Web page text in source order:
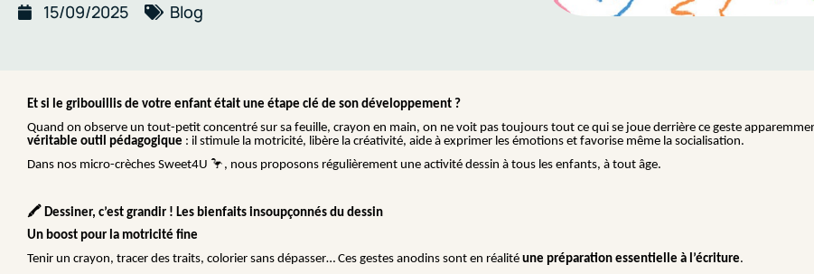
15/09/2025 Blog
Et si le gribouillis de votre enfant était une étape clé de son développement ?
Quand on observe un tout-petit concentré sur sa feuille, crayon en main, on ne voit pas toujours tout ce qui se joue derrière ce geste
véritable outil pédagogique : il stimule la motricité, libère la créativité, aide à exprimer les émotions et favorise même la socialisation.
Dans nos micro-crèches Sweet4U 🦩 , nous proposons régulièrement une activité dessin à tous les enfants, à tout âge.
🖍️ Dessiner, c’est grandir ! Les bienfaits insoupçonnés du dessin
Un boost pour la motricité fine
Tenir un crayon, tracer des traits, colorier sans dépasser… Ces gestes anodins sont en réalité une préparation essentielle à l’écriture.